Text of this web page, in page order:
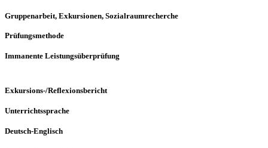
Gruppenarbeit, Exkursionen, Sozialraumrecherche
Prüfungsmethode
Immanente Leistungsüberprüfung
Exkursions-/Reflexionsbericht
Unterrichtssprache
Deutsch-Englisch